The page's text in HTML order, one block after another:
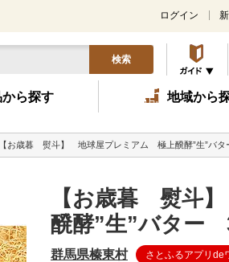
ログイン
検索
ら探す 地域から
【お歳暮 熨斗】 地球屋プレミアム 極上醗酵”生”バ
【お歳暮 熨斗
醗酵”生”バター
群馬県榛東村 さとふるアプリde